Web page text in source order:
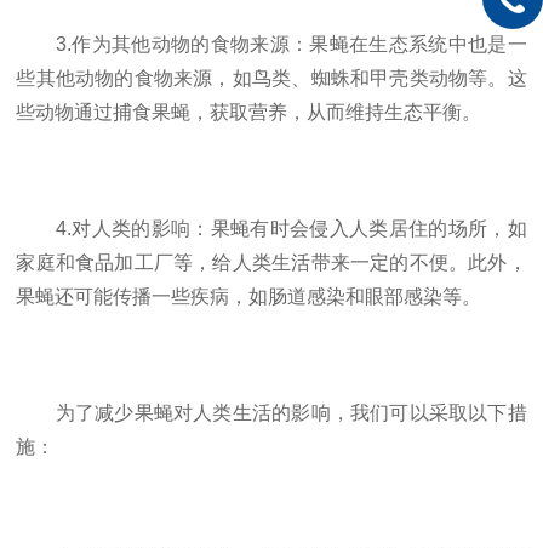
3.作为其他动物的食物来源：果蝇在生态系统中也是一
些其他动物的食物来源，如鸟类、蜘蛛和甲壳类动物等。这
些动物通过捕食果蝇，获取营养，从而维持生态平衡。
4.对人类的影响：果蝇有时会侵入人类居住的场所，如
家庭和食品加工厂等，给人类生活带来一定的不便。此外，
果蝇还可能传播一些疾病，如肠道感染和眼部感染等。
为了减少果蝇对人类生活的影响，我们可以采取以下措
施：